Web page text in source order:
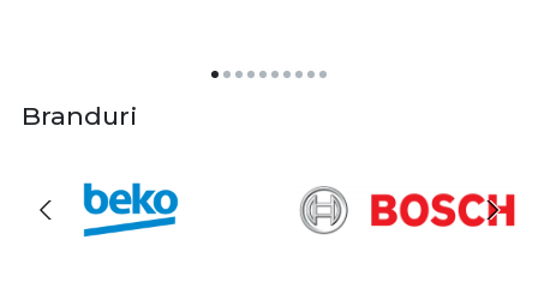
Branduri